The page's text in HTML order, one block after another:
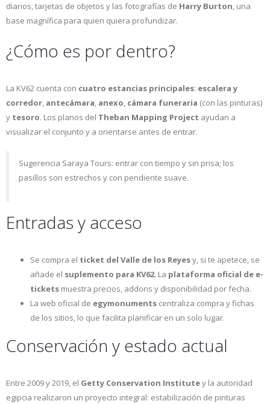
diarios, tarjetas de objetos y las fotografías de Harry Burton, una
base magnífica para quien quiera profundizar.
¿Cómo es por dentro?
La KV62 cuenta con cuatro estancias principales: escalera y
corredor, antecámara, anexo, cámara funeraria (con las pinturas)
y tesoro. Los planos del Theban Mapping Project ayudan a
visualizar el conjunto y a orientarse antes de entrar.
Sugerencia Saraya Tours: entrar con tiempo y sin prisa; los
pasillos son estrechos y con pendiente suave.
Entradas y acceso
Se compra el ticket del Valle de los Reyesy, si te apetece, se
añade el suplemento para KV62. La plataforma oficial de e-
tickets muestra precios, addons y disponibilidad por fecha.
La web oficial de egymonuments centraliza compra y fichas
de los sitios, lo que facilita planificar en un solo lugar.
Conservación y estado actual
Entre 2009 y 2019, el Getty Conservation Institutey la autoridad
egipcia realizaron un proyecto integral: estabilización de pinturas